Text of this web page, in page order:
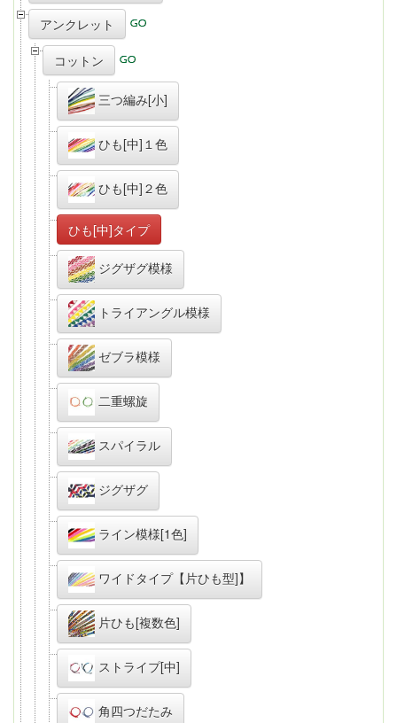
アンクレット
コットン
三つ編み[小]
ひも[中]１色
ひも[中]２色
ひも[中]タイプ
ジグザグ模様
トライアングル模様
ゼブラ模様
二重螺旋
スパイラル
ジグザグ
ライン模様[1色]
ワイドタイプ【片ひも型]】
片ひも[複数色]
ストライプ[中]
角四つだたみ